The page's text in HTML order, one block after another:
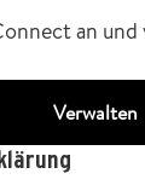
an
Verwalten